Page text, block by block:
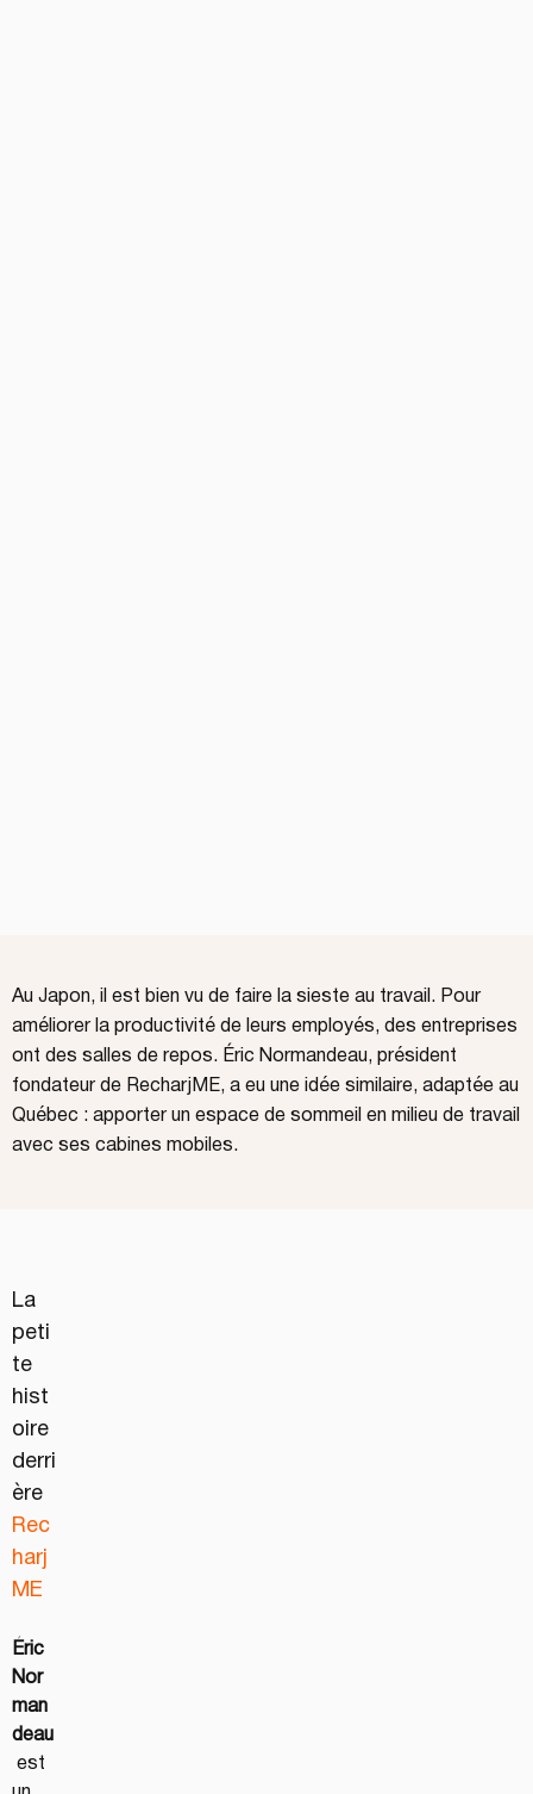
La
peti
te
hist
oire
derri
ère
Rec
harj
ME
Éric
Nor
man
deau
est
Au Japon, il est bien vu de faire la sieste au travail. Pour
améliorer la productivité de leurs employés, des entreprises
ont des salles de repos. Éric Normandeau, président
fondateur de RecharjME, a eu une idée similaire, adaptée au
Québec : apporter un espace de sommeil en milieu de travail
avec ses cabines mobiles.